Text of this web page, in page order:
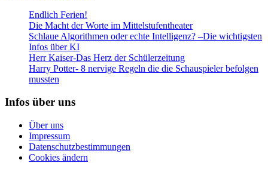
Endlich Ferien!
Die Macht der Worte im Mittelstufentheater
Schlaue Algorithmen oder echte Intelligenz? –Die wichtigsten
Infos über KI
Herr Kaiser-Das Herz der Schülerzeitung
Harry Potter- 8 nervige Regeln die die Schauspieler befolgen
mussten
Infos über uns
Über uns
Impressum
Datenschutzbestimmungen
Cookies ändern